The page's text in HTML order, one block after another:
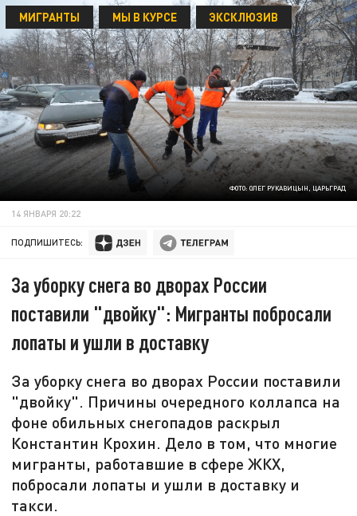
ФОТО: ОЛЕГ РУКАВИЦЫН, ЦАРЬГРАД
МИГРАНТЫ МЫ В КУРСЕ ЭКСКЛЮЗИВ
14 ЯНВАРЯ 20:22
ПОДПИШИТЕСЬ:
За уборку снега во дворах России
поставили "двойку": Мигранты побросали
лопаты и ушли в доставку
За уборку снега во дворах России поставили
"двойку". Причины очередного коллапса на
фоне обильных снегопадов раскрыл
Константин Крохин. Дело в том, что многие
мигранты, работавшие в сфере ЖКХ,
побросали лопаты и ушли в доставку и
такси.